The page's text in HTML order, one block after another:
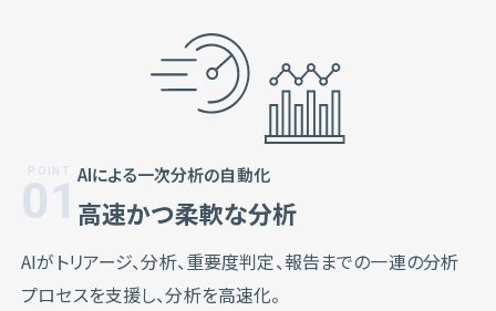
01AIによる一次分析の自動化
高速かつ柔軟な分析
AIがトリアージ、分析、重要度判定、報告までの一連の分析
プロセスを支援し、分析を高速化。